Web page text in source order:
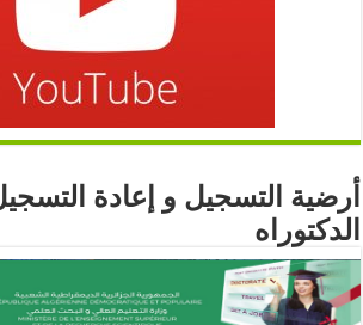
أرضية التسجيل و إعادة
الدكتوراه